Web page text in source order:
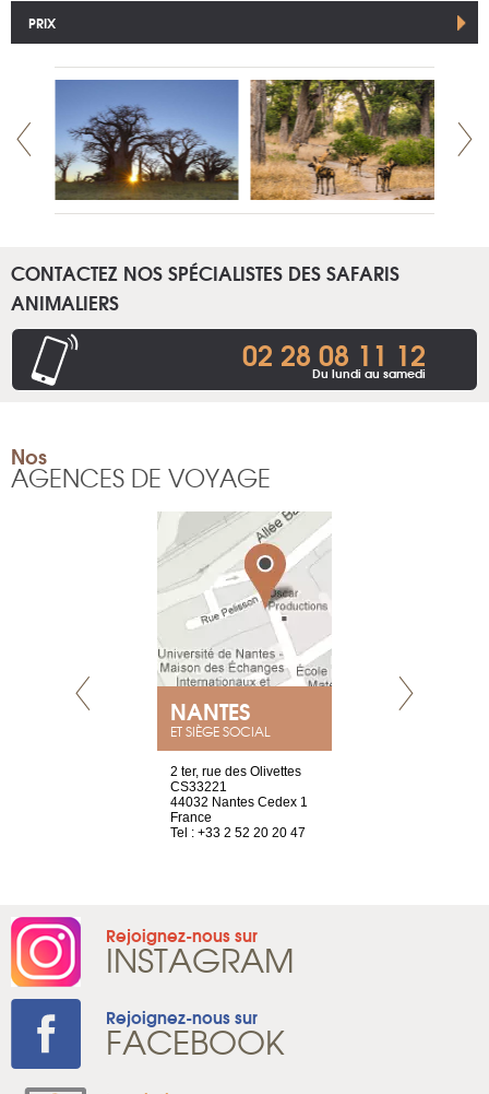
PRIX
CONTACTEZ NOS SPÉCIALISTES DES SAFARIS
ANIMALIERS
02 28 08 11 12
Du lundi au samedi
Nos
AGENCES DE VOYAGE
NANTES
ET SIÈGE SOCIAL
2 ter, rue des Olivettes
CS33221
44032 Nantes Cedex 1
France
Tel : +33 2 52 20 20 47
Rejoignez-nous sur
INSTAGRAM
Rejoignez-nous sur
FACEBOOK